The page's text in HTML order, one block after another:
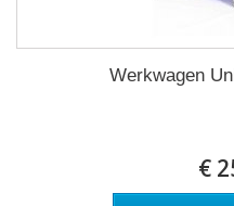
Werkwagen
€